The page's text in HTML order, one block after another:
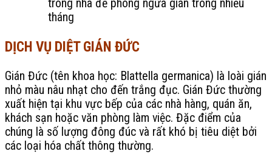
trong nhà để phòng ngừa gián trong nhiều
tháng
DỊCH VỤ DIỆT GIÁN ĐỨC
Gián Đức (tên khoa học: Blattella germanica) là loài gián
nhỏ màu nâu nhạt cho đến trắng đục. Gián Đức thường
xuất hiện tại khu vực bếp của các nhà hàng, quán ăn,
khách sạn hoặc văn phòng làm việc. Đặc điểm của
chúng là số lượng đông đúc và rất khó bị tiêu diệt bởi
các loại hóa chất thông thường.